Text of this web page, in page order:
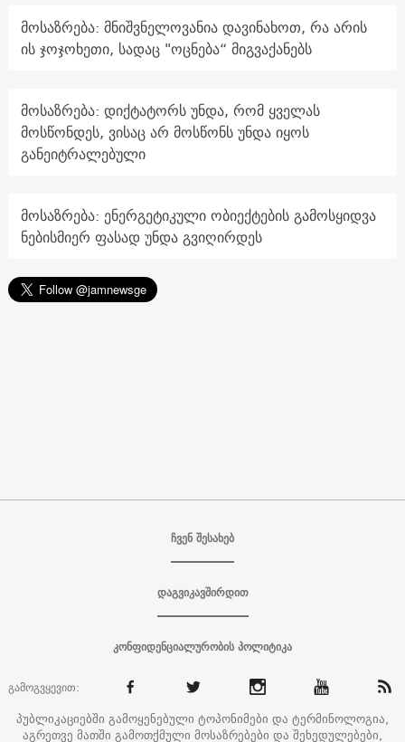
მოსაზრება: მნიშვნელოვანია დავინახოთ, რა არის
ის ჯოჯოხეთი, სადაც "ოცნება“ მიგვაქანებს
მოსაზრება: დიქტატორს უნდა, რომ ყველას
მოსწონდეს, ვისაც არ მოსწონს უნდა იყოს
განეიტრალებული
მოსაზრება: ენერგეტიკული ობიექტების გამოსყიდვა
ნებისმიერ ფასად უნდა გვიღირდეს
ჩვენ შესახებ
დაგვიკავშირდით
კონფიდენციალურობის პოლიტიკა
გამოგვყევით:
პუბლიკაციებში გამოყენებული ტოპონიმები და ტერმინოლოგია,
აგრეთვე მათში გამოთქმული მოსაზრებები და შეხედულებები,